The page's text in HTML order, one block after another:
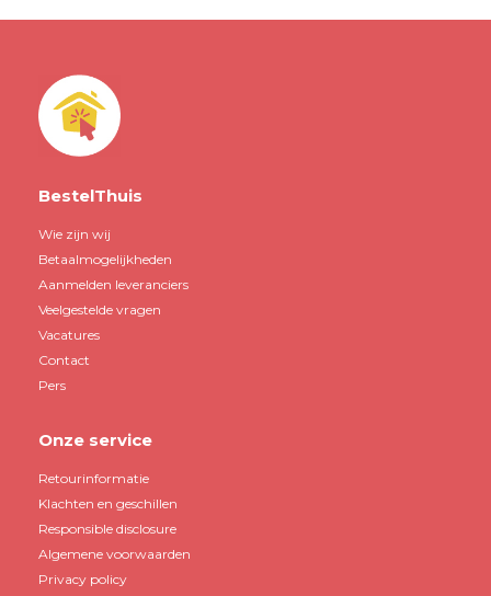
BestelThuis
Wie zijn wij
Betaalmogelijkheden
Aanmelden leveranciers
Veelgestelde vragen
Vacatures
Contact
Pers
Onze service
Retourinformatie
Klachten en geschillen
Responsible disclosure
Algemene voorwaarden
Privacy policy